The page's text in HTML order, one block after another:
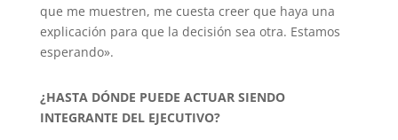
que me muestren, me cuesta creer que haya una
explicación para que la decisión sea otra. Estamos
esperando».
¿HASTA DÓNDE PUEDE ACTUAR SIENDO
INTEGRANTE DEL EJECUTIVO?